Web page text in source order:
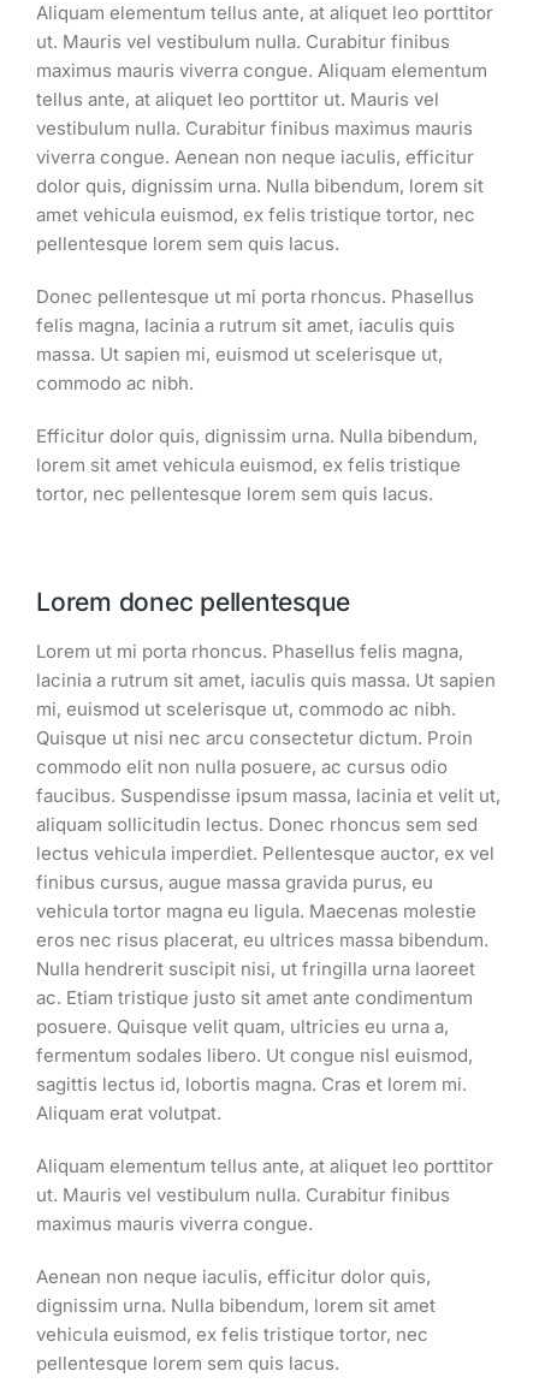
Aliquam elementum tellus ante, at aliquet leo porttitor
ut. Mauris vel vestibulum nulla. Curabitur finibus
maximus mauris viverra congue. Aliquam elementum
tellus ante, at aliquet leo porttitor ut. Mauris vel
vestibulum nulla. Curabitur finibus maximus mauris
viverra congue. Aenean non neque iaculis, efficitur
dolor quis, dignissim urna. Nulla bibendum, lorem sit
amet vehicula euismod, ex felis tristique tortor, nec
pellentesque lorem sem quis lacus.
Donec pellentesque ut mi porta rhoncus. Phasellus
felis magna, lacinia a rutrum sit amet, iaculis quis
massa. Ut sapien mi, euismod ut scelerisque ut,
commodo ac nibh.
Efficitur dolor quis, dignissim urna. Nulla bibendum,
lorem sit amet vehicula euismod, ex felis tristique
tortor, nec pellentesque lorem sem quis lacus.
Lorem donec pellentesque
Lorem ut mi porta rhoncus. Phasellus felis magna,
lacinia a rutrum sit amet, iaculis quis massa. Ut sapien
mi, euismod ut scelerisque ut, commodo ac nibh.
Quisque ut nisi nec arcu consectetur dictum. Proin
commodo elit non nulla posuere, ac cursus odio
faucibus. Suspendisse ipsum massa, lacinia et velit ut,
aliquam sollicitudin lectus. Donec rhoncus sem sed
lectus vehicula imperdiet. Pellentesque auctor, ex vel
finibus cursus, augue massa gravida purus, eu
vehicula tortor magna eu ligula. Maecenas molestie
eros nec risus placerat, eu ultrices massa bibendum.
Nulla hendrerit suscipit nisi, ut fringilla urna laoreet
ac. Etiam tristique justo sit amet ante condimentum
posuere. Quisque velit quam, ultricies eu urna a,
fermentum sodales libero. Ut congue nisl euismod,
sagittis lectus id, lobortis magna. Cras et lorem mi.
Aliquam erat volutpat.
Aliquam elementum tellus ante, at aliquet leo porttitor
ut. Mauris vel vestibulum nulla. Curabitur finibus
maximus mauris viverra congue.
Aenean non neque iaculis, efficitur dolor quis,
dignissim urna. Nulla bibendum, lorem sit amet
vehicula euismod, ex felis tristique tortor, nec
pellentesque lorem sem quis lacus.